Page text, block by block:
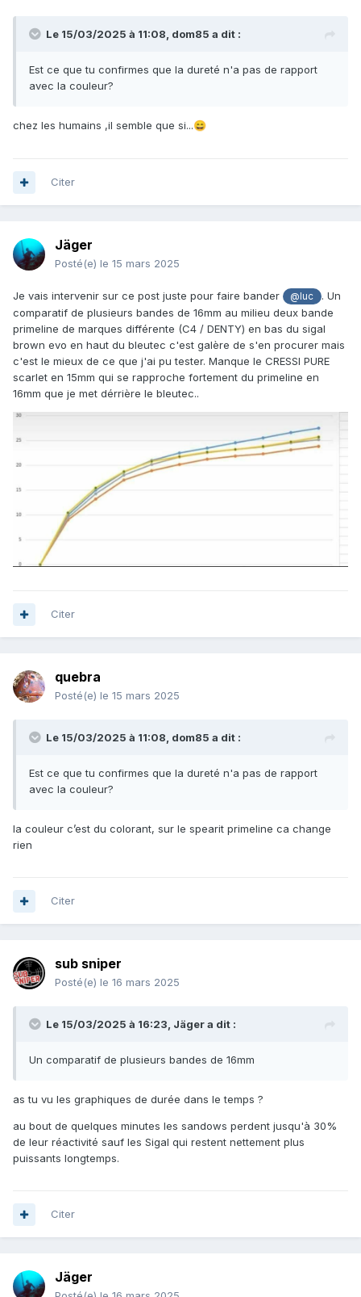
Le 15/03/2025 à 11:08, dom85 a dit :
Est ce que tu confirmes que la dureté n'a pas de rapport
avec la couleur?
chez les humains ,il semble que si...😄
Citer
Jäger
Posté(e) le 15 mars 2025
Je vais intervenir sur ce post juste pour faire bander @luc
. Un
comparatif de plusieurs bandes de 16mm au milieu deux bande
primeline de marques différente (C4 / DENTY) en bas du sigal
brown evo en haut du bleutec c'est galère de s'en procurer mais
c'est le mieux de ce que j'ai pu tester. Manque le CRESSI PURE
scarlet en 15mm qui se rapproche fortement du primeline en
16mm que je met dérrière le bleutec..
Citer
quebra
Posté(e) le 15 mars 2025
Le 15/03/2025 à 11:08, dom85 a dit :
Est ce que tu confirmes que la dureté n'a pas de rapport
avec la couleur?
la couleur c’est du colorant, sur le spearit primeline ca change
rien
Citer
sub sniper
Posté(e) le 16 mars 2025
Le 15/03/2025 à 16:23, Jägera dit :
Un comparatif de plusieurs bandes de 16mm
as tu vu les graphiques de durée dans le temps ?
au bout de quelques minutes les sandows perdent jusqu'à 30%
de leur réactivité sauf les Sigal qui restent nettement plus
puissants longtemps.
Citer
Jäger